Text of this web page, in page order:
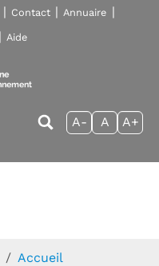
Contact Annuaire
Aide
A- A A+
Accueil